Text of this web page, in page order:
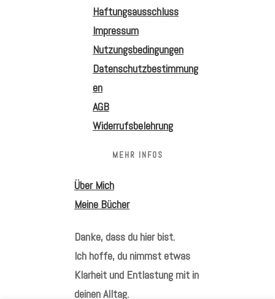
Haftungsausschluss
Impressum
Nutzungsbedingungen
Datenschutzbestimmung
en
AGB
Widerrufsbelehrung
MEHR INFOS
Über Mich
Meine Bücher
Danke, dass du hier bist.
Ich hoffe, du nimmst etwas
Klarheit und Entlastung mit in
deinen Alltag.